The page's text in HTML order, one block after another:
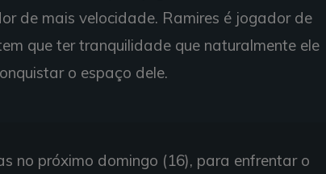
de mais velocidade. Ramires é jogador de
que ter tranquilidade que naturalmente ele
o espaço dele.
no próximo domingo (16), para enfrentar o